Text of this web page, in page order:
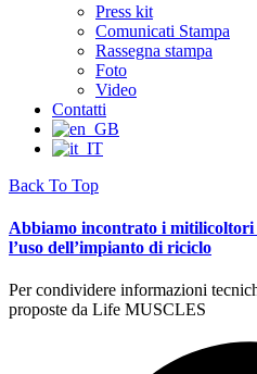
Press kit
Comunicati Stampa
Rassegna stampa
Foto
Video
Contatti
Back To Top
Abbiamo incontrato i mitilicoltori
l’uso dell’impianto di riciclo
Per condividere informazioni
proposte da Life MUSCLES